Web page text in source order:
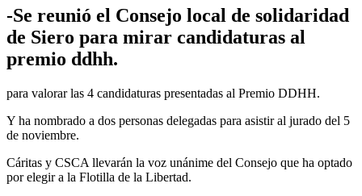
-Se reunió el Consejo local de solidaridad
de Siero para mirar candidaturas al
premio ddhh.
para valorar las 4 candidaturas presentadas al Premio DDHH.
Y ha nombrado a dos personas delegadas para asistir al jurado del 5
de noviembre.
Cáritas y CSCA llevarán la voz unánime del Consejo que ha optado
por elegir a la Flotilla de la Libertad.